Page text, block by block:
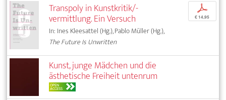
Transpoly in Kunstkritik/-
vermittlung. Ein Versuch
In: Ines Kleesattel (Hg.), Pablo Müller (Hg.),
The Future Is Unwritten
p
€ 14,95
Kunst, junge Mädchen und die
ästhetische Freiheit untenrum
OPEN
ACCESS